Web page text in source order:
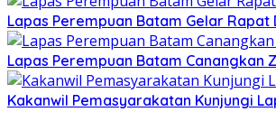
Lapas Perempuan Batam Gelar
Lapas Perempuan Batam Canangkan
Kakanwil Pemasyarakatan Kunjungi